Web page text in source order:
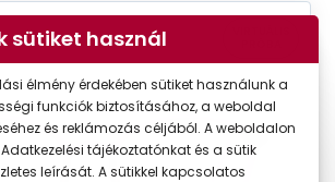
sütiket használ
élmény érdekében sütiket használunk a
funkciók biztosításához, a weboldal
és reklámozás céljából. A weboldalon
tájékoztatónkat és a sütik
leírását. A sütikkel kapcsolatos